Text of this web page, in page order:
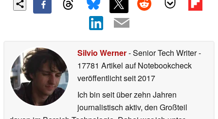
Silvio Werner- Senior Tech Writer-
17781 Artikel auf Notebookcheck
veröffentlichtseit 2017
Ich bin seit über zehn Jahren
journalistisch aktiv, den Großteil